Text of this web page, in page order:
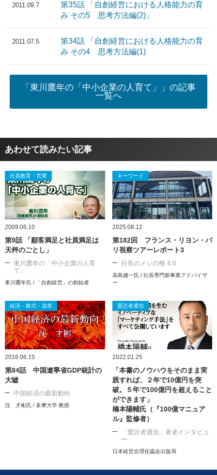
2011.09.7
第35話 「自創経営における人格能力の育
み その5 思考方法編(2)」
2011.07.5
第34話 「自創経営における人格能力の育
み その4 思考方法編(1)
「東川鷹年の「中小企業の人育て」」の記事
一覧へ
あわせて読みたい記事
社員教育・営業
2009.06.10
第9話 「顧客満足と社員満足は
天秤のごとし」
東川鷹年の「中小企業の人育
て」
東川鷹年氏 / 「自創経営」の創始者
キーワード
2025.08.12
第182回 フランス・リヨン・パ
リ視察ツアーレポート3
社長のメシの種 4.0
高島健一氏 / 社長専門新事業アドバイザ
ー
経済・株式・資産
2016.06.15
第84話 中国遼寧省GDP統計の
大嘘
中国経済の最新動向
沈 才彬氏 / 多摩大学 教授
愛読者通信
2022.01.25
「本書のノウハウをそのまま実
践すれば、２年で10億円を突
破。５年で100億円を超えること
ができます」
橋本陽輔氏（『100億マニュア
ル』監修者）
「愛読者通信」著者インタビュ
ー
日本経営合理化協会出版局